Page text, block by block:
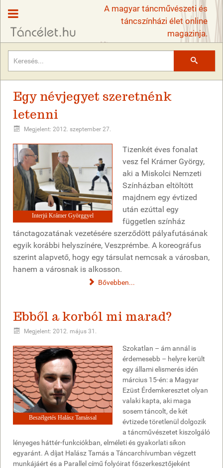
A magyar táncművészeti és
táncszínházi élet online
magazinja.
Egy névjegyet szeretnénk
letenni
Megjelent: 2012. szeptember 27.
Interjú Krámer Györggyel
Tizenkét éves fonalat
vesz fel Krámer György,
aki a Miskolci Nemzeti
Színházban eltöltött
majdnem egy évtized
után ezúttal egy
független színház
tánctagozatának vezetésére szerződött pályafutásának
egyik korábbi helyszínére, Veszprémbe. A koreográfus
szerint alapvető, hogy egy társulat nemcsak a városban,
hanem a városnak is alkosson.
Bővebben...
Ebből a korból mi marad?
Megjelent: 2012. május 31.
Beszélgetés Halász Tamással
Szokatlan – ám annál is
érdemesebb – helyre került
egy állami elismerés idén
március 15-én: a Magyar
Ezüst Érdemkeresztet olyan
valaki kapta, aki maga
sosem táncolt, de két
évtizede töretlenül dolgozik
a táncművészetet kiszolgáló
lényeges háttér-funkciókban, elméleti és gyakorlati síkon
egyaránt. A díjat Halász Tamás a Táncarchívumban végzett
munkájáért és a Parallel című folyóirat főszerkesztőjeként